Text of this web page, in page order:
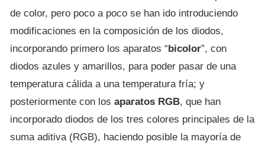
de color, pero poco a poco se han ido introduciendo
modificaciones en la composición de los diodos,
incorporando primero los aparatos “bicolor”, con
diodos azules y amarillos, para poder pasar de una
temperatura cálida a una temperatura fría; y
posteriormente con los aparatos RGB, que han
incorporado diodos de los tres colores principales de la
suma aditiva (RGB), haciendo posible la mayoría de